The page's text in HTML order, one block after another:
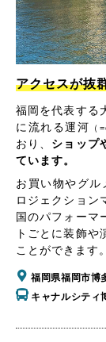
アクセスが抜
福岡を代表する
に流れる運河 （
おり、 ショップ
ています。
お買い物やグ
ロジェクション
国のパフォーマ
トごとに装飾
ことができます。
福岡県福岡市博
キャナルシティ